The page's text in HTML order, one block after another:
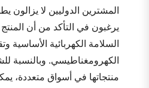
يرغبون في التأكد من أن المنتج
السلامة الكهربائية الأساسية
الكهرومغناطيسي. وبالنسبة